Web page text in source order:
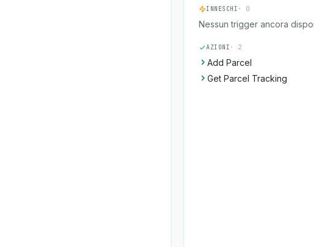
INNESCHI · 0
Nessun trigger ancora
AZIONI · 2
Add Parcel
Get Parcel Tracking